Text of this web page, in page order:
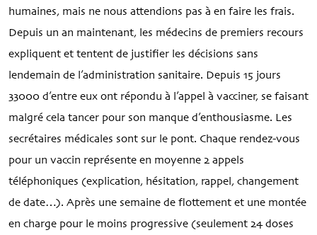
humaines, mais ne nous attendions pas à en faire les frais.
Depuis un an maintenant, les médecins de premiers recours
expliquent et tentent de justifier les décisions sans
lendemain de l’administration sanitaire. Depuis 15 jours
33000 d’entre eux ont répondu à l’appel à vacciner, se faisant
malgré cela tancer pour son manque d’enthousiasme. Les
secrétaires médicales sont sur le pont. Chaque rendez-vous
pour un vaccin représente en moyenne 2 appels
téléphoniques (explication, hésitation, rappel, changement
de date…). Après une semaine de flottement et une montée
en charge pour le moins progressive (seulement 24 doses